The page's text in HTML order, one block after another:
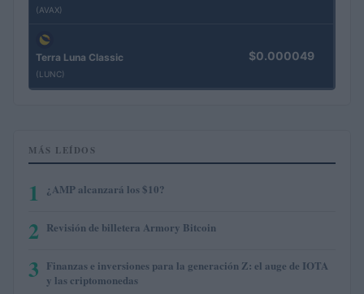
(AVAX)
Terra Luna Classic
(LUNC)
$0.000049
MÁS LEÍDOS
1 ¿AMP alcanzará los $10?
2 Revisión de billetera Armory Bitcoin
3 Finanzas e inversiones para la generación Z: el auge de IOTA
y las criptomonedas